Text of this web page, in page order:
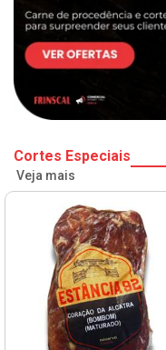
Cortes Especiais
Veja mais